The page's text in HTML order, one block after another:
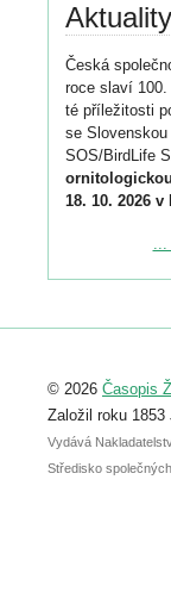
Aktuality
Česká
roce slaví
té příležitosti
se
SOS/BirdLife
18. 10. 2026 v
Podrobnější
Registrovat se
abstraktu
posteru je už
...
© 2026 Časopis
Založil roku
Vydává
Středisko